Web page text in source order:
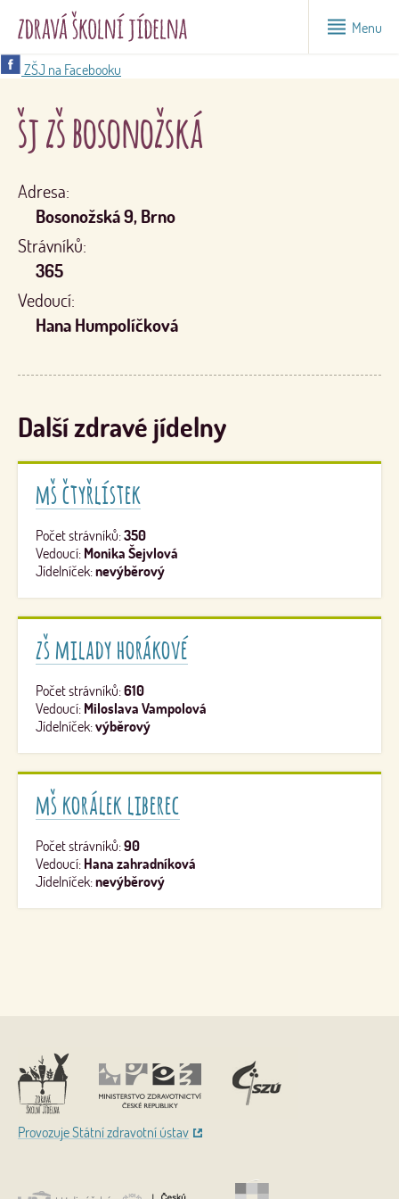
Menu
ZŠJ na Facebooku
šj zš bosonožská
Adresa:
Bosonožská 9, Brno
Strávníků:
365
Vedoucí:
Hana Humpolíčková
Další zdravé jídelny
mš čtyřlístek
Počet strávníků:350
Vedoucí: Monika Šejvlová
Jídelníček:nevýběrový
zš milady horákové
Počet strávníků:610
Vedoucí: Miloslava Vampolová
Jídelníček:výběrový
mš korálek liberec
Počet strávníků:90
Vedoucí: Hana zahradníková
Jídelníček:nevýběrový
Provozuje Státní zdravotní ústav